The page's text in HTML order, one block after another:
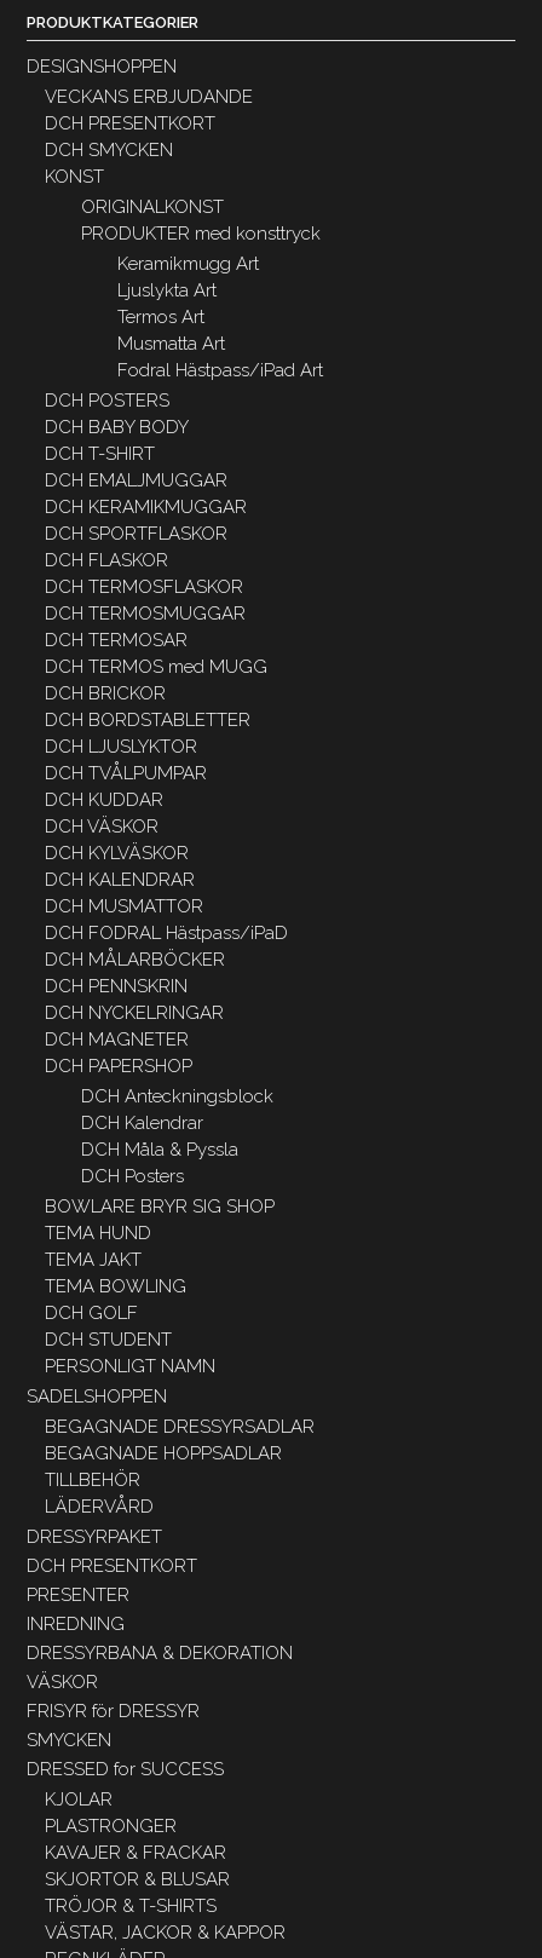
PRODUKTKATEGORIER
DESIGNSHOPPEN
VECKANS ERBJUDANDE
DCH PRESENTKORT
DCH SMYCKEN
KONST
ORIGINALKONST
PRODUKTER med konsttryck
Keramikmugg Art
Ljuslykta Art
Termos Art
Musmatta Art
Fodral Hästpass/iPad Art
DCH POSTERS
DCH BABY BODY
DCH T-SHIRT
DCH EMALJMUGGAR
DCH KERAMIKMUGGAR
DCH SPORTFLASKOR
DCH FLASKOR
DCH TERMOSFLASKOR
DCH TERMOSMUGGAR
DCH TERMOSAR
DCH TERMOS med MUGG
DCH BRICKOR
DCH BORDSTABLETTER
DCH LJUSLYKTOR
DCH TVÅLPUMPAR
DCH KUDDAR
DCH VÄSKOR
DCH KYLVÄSKOR
DCH KALENDRAR
DCH MUSMATTOR
DCH FODRAL Hästpass/iPaD
DCH MÅLARBÖCKER
DCH PENNSKRIN
DCH NYCKELRINGAR
DCH MAGNETER
DCH PAPERSHOP
DCH Anteckningsblock
DCH Kalendrar
DCH Måla & Pyssla
DCH Posters
BOWLARE BRYR SIG SHOP
TEMA HUND
TEMA JAKT
TEMA BOWLING
DCH GOLF
DCH STUDENT
PERSONLIGT NAMN
SADELSHOPPEN
BEGAGNADE DRESSYRSADLAR
BEGAGNADE HOPPSADLAR
TILLBEHÖR
LÄDERVÅRD
DRESSYRPAKET
DCH PRESENTKORT
PRESENTER
INREDNING
DRESSYRBANA & DEKORATION
VÄSKOR
FRISYR för DRESSYR
SMYCKEN
DRESSED for SUCCESS
KJOLAR
PLASTRONGER
KAVAJER & FRACKAR
SKJORTOR & BLUSAR
TRÖJOR & T-SHIRTS
VÄSTAR, JACKOR & KAPPOR